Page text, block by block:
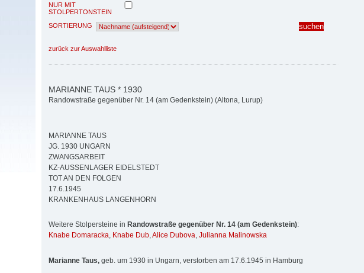
NUR MIT
STOLPERTONSTEIN
SORTIERUNG
zurück zur Auswahlliste
MARIANNE TAUS * 1930
Randowstraße gegenüber Nr. 14 (am Gedenkstein) (Altona, Lurup)
MARIANNE TAUS
JG. 1930 UNGARN
ZWANGSARBEIT
KZ-AUSSENLAGER EIDELSTEDT
TOT AN DEN FOLGEN
17.6.1945
KRANKENHAUS LANGENHORN
Weitere Stolpersteine in Randowstraße gegenüber Nr. 14 (am Gedenkstein):
Knabe Domaracka, Knabe Dub,Alice Dubova, Julianna Malinowska
Marianne Taus, geb. um 1930 in Ungarn, verstorben am 17.6.1945 in Hamburg